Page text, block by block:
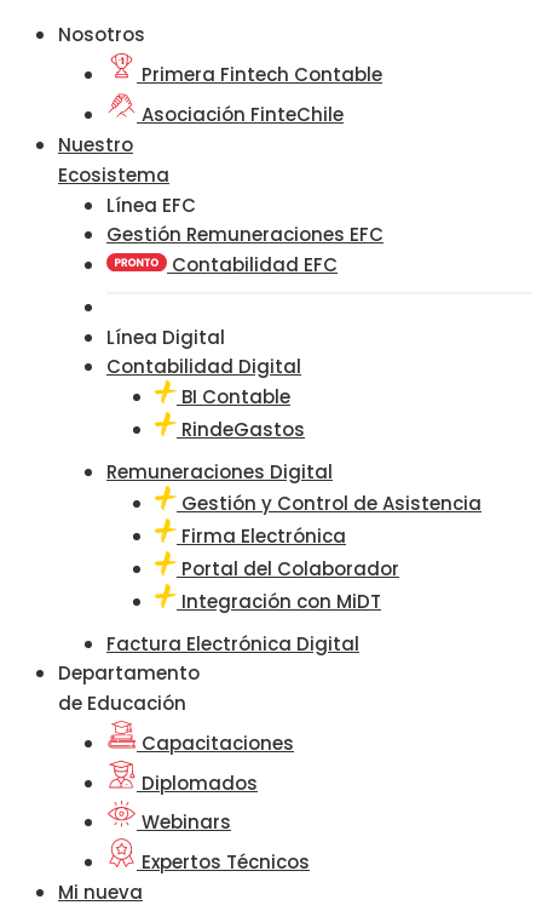
Nosotros
Primera Fintech Contable
Asociación FinteChile
Nuestro
Ecosistema
Línea EFC
Gestión Remuneraciones EFC
Contabilidad EFC
Línea Digital
Contabilidad Digital
BI Contable
RindeGastos
Remuneraciones Digital
Gestión y Control de Asistencia
Firma Electrónica
Portal del Colaborador
Integración con MiDT
Factura Electrónica Digital
Departamento
de Educación
Capacitaciones
Diplomados
Webinars
Expertos Técnicos
Mi nueva